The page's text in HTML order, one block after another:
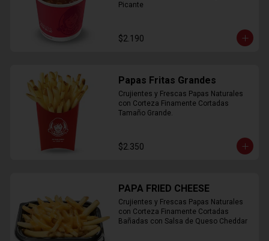
Picante
$2.190
Papas Fritas Grandes
Crujientes y Frescas Papas Naturales
con Corteza Finamente Cortadas
Tamaño Grande.
$2.350
PAPA FRIED CHEESE
Crujientes y Frescas Papas Naturales
con Corteza Finamente Cortadas
Bañadas con Salsa de Queso Cheddar